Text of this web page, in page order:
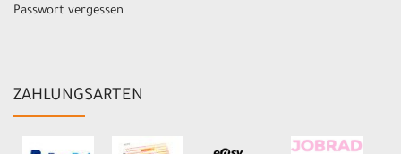
Passwort vergessen
ZAHLUNGSARTEN